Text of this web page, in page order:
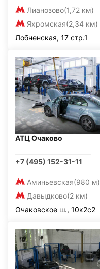
Лианозово(1,72 км)
Яхромская(2,34 км)
Лобненская, 17 стр.1
АТЦ Очаково
+7 (495) 152-31-11
Аминьевская(980 м)
Давыдково(2 км)
Очаковское ш., 10к2с2